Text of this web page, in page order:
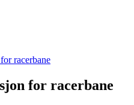
for racerbane